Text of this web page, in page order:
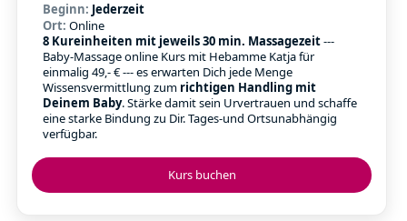
Kurs buchen
Beginn: Jederzeit
Ort: Online
8 Kureinheiten mit jeweils 30 min. Massagezeit---
Baby-Massage online Kurs mit Hebamme Katja für
einmalig 49,- € --- es erwarten Dich jede Menge
Wissensvermittlung zum richtigen Handling mit
Deinem Baby. Stärke damit sein Urvertrauen und schaffe
eine starke Bindung zu Dir. Tages-und Ortsunabhängig
verfügbar.